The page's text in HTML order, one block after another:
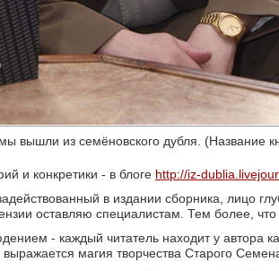
мы вышли из семёновского дубля. (Название
и конкретики - в блоге http://iz-
в издании сборника, лицо
оставляю специалистам. Тем более,
- каждый читатель находит у автора
магия творчества Старого